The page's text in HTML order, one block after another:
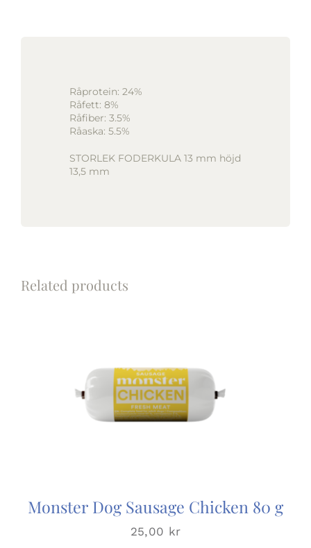
Råprotein: 24%
Råfett: 8%
Råfiber: 3.5%
Råaska: 5.5%
STORLEK FODERKULA 13 mm höjd
13,5 mm
Related products
Monster Dog Sausage Chicken 80 g
25,00 kr